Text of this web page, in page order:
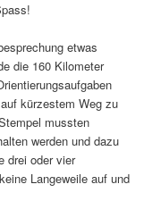
etwas
die 160 Kilometer
kürzestem Weg zu
mussten
werden und dazu
drei oder vier
Langeweile auf und